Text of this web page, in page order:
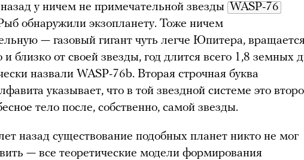
у ничем не примечательной звезды WASP-76
обнаружили экзопланету. Тоже ничем
— газовый гигант чуть легче Юпитера, вращается
и близко от своей звезды, год длится всего 1,8 земных
назвали WASP-76b. Вторая строчная буква
указывает, что в той звездной системе это
тело после, собственно, самой звезды.
назад существование подобных планет никто не мог
— все теоретические модели формирования